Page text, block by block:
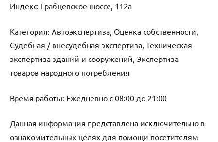
Индекс: Грабцевское шоссе, 112а
Категория: Автоэкспертиза, Оценка собственности,
Судебная / внесудебная экспертиза, Техническая
экспертиза зданий и сооружений, Экспертиза
товаров народного потребления
Время работы: Ежедневно с 08:00 до 21:00
Данная информация представлена исключительно в
ознакомительных целях для помощи посетителям